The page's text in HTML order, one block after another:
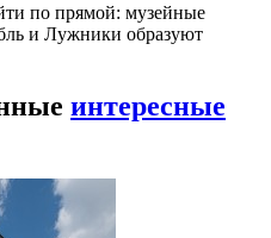
по прямой: музейные
и Лужники образуют
интересные